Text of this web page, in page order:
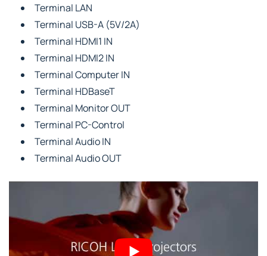
Terminal LAN
Terminal USB-A (5V/2A)
Terminal HDMI1 IN
Terminal HDMI2 IN
Terminal Computer IN
Terminal HDBaseT
Terminal Monitor OUT
Terminal PC-Control
Terminal Audio IN
Terminal Audio OUT